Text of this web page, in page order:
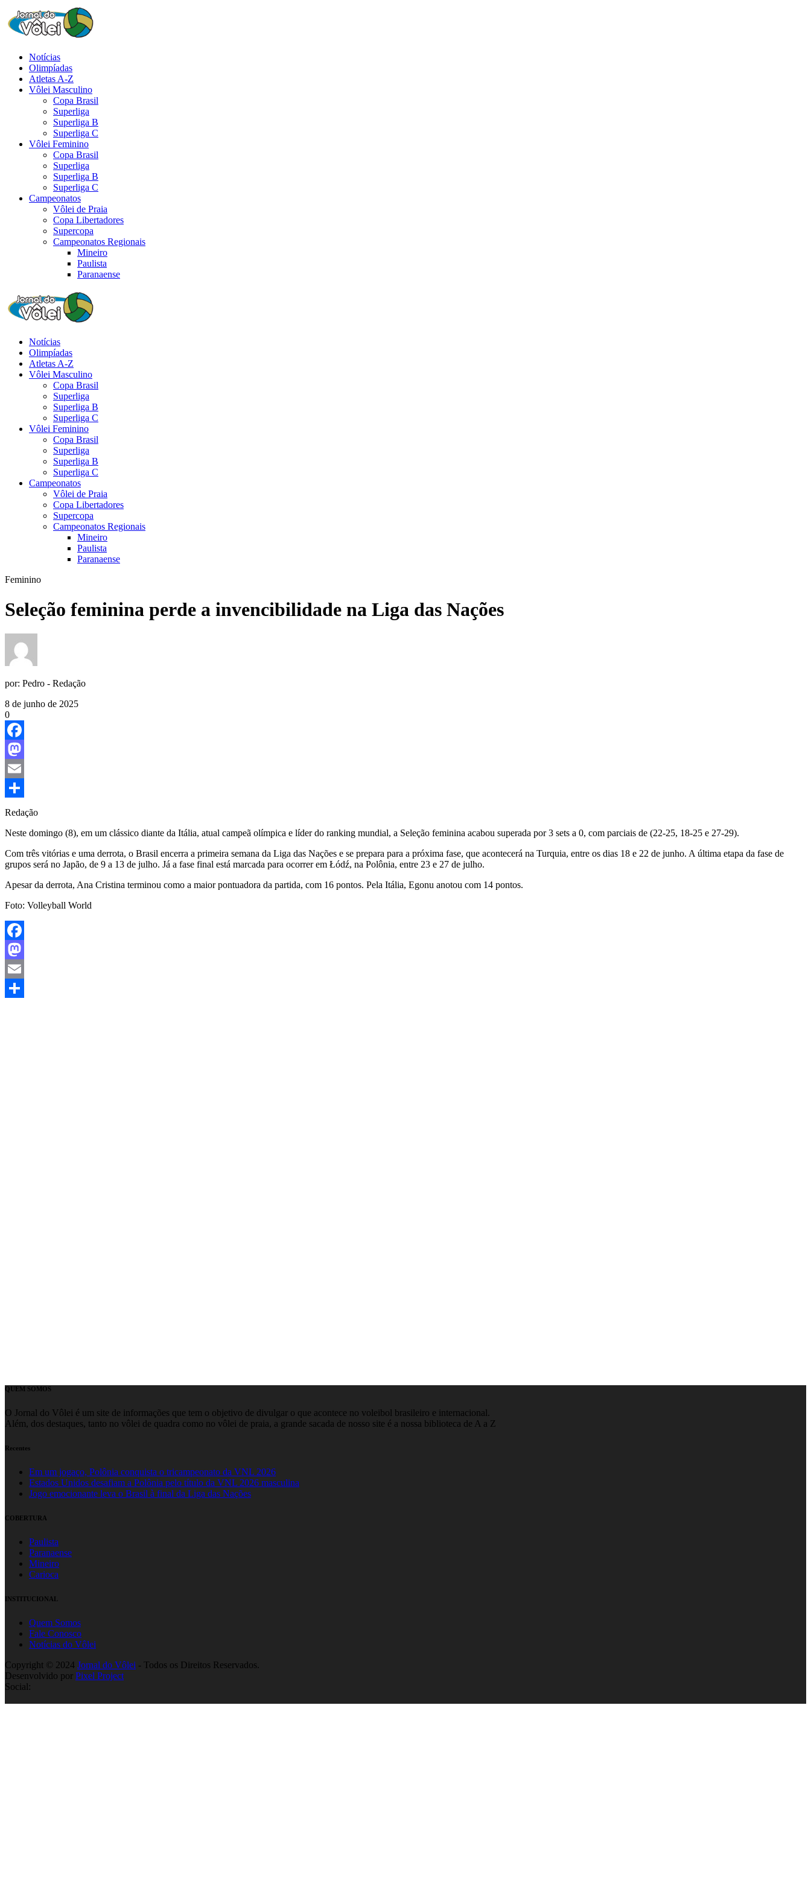
Notícias
Olimpíadas
Atletas A-Z
Vôlei Masculino
Copa Brasil
Superliga
Superliga B
Superliga C
Vôlei Feminino
Copa Brasil
Superliga
Superliga B
Superliga C
Campeonatos
Vôlei de Praia
Copa Libertadores
Supercopa
Campeonatos Regionais
Mineiro
Paulista
Paranaense
Notícias
Olimpíadas
Atletas A-Z
Vôlei Masculino
Copa Brasil
Superliga
Superliga B
Superliga C
Vôlei Feminino
Copa Brasil
Superliga
Superliga B
Superliga C
Campeonatos
Vôlei de Praia
Copa Libertadores
Supercopa
Campeonatos Regionais
Mineiro
Paulista
Paranaense
Feminino
Seleção feminina perde a invencibilidade na Liga das Nações
por: Pedro - Redação
8 de junho de 2025
0
Facebook
Mastodon
Email
Share
Redação
Neste domingo (8), em um clássico diante da Itália, atual campeã olímpica e líder do ranking mundial, a Seleção feminina acabou superada por 3 sets a 0, com parciais de (22-25, 18-25 e 27-29).
Com três vitórias e uma derrota, o Brasil encerra a primeira semana da Liga das Nações e se prepara para a próxima fase, que acontecerá na Turquia, entre os dias 18 e 22 de junho. A última etapa da fase de
grupos será no Japão, de 9 a 13 de julho. Já a fase final está marcada para ocorrer em Łódź, na Polônia, entre 23 e 27 de julho.
Apesar da derrota, Ana Cristina terminou como a maior pontuadora da partida, com 16 pontos. Pela Itália, Egonu anotou com 14 pontos.
Foto: Volleyball World
Facebook
Mastodon
Email
QUEM SOMOS
O Jornal do Vôlei é um site de informações que tem o objetivo de divulgar o que acontece no voleibol brasileiro e internacional.
Além, dos destaques, tanto no vôlei de quadra como no vôlei de praia, a grande sacada de nosso site é a nossa biblioteca de A a Z
Recentes
Em um jogaço, Polônia conquista o tricampeonato da VNL 2026
Estados Unidos desafiam a Polônia pelo título da VNL 2026 masculina
Jogo emocionante leva o Brasil à final da Liga das Nações
COBERTURA
Paulista
Paranaense
Mineiro
Carioca
INSTITUCIONAL
Quem Somos
Fale Conosco
Notícias do Vôlei
Copyright © 2024 Jornal do Vôlei - Todos os Direitos Reservados.
Desenvolvido por Pixel Project
Social: